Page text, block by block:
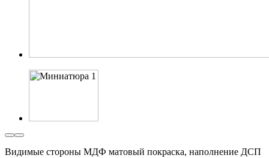
Видимые стороны МДФ матовый покраска, наполнение ДСП